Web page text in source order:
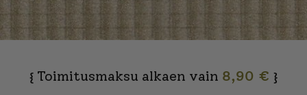
{ Toimitusmaksu alkaen vain 8,90 € }